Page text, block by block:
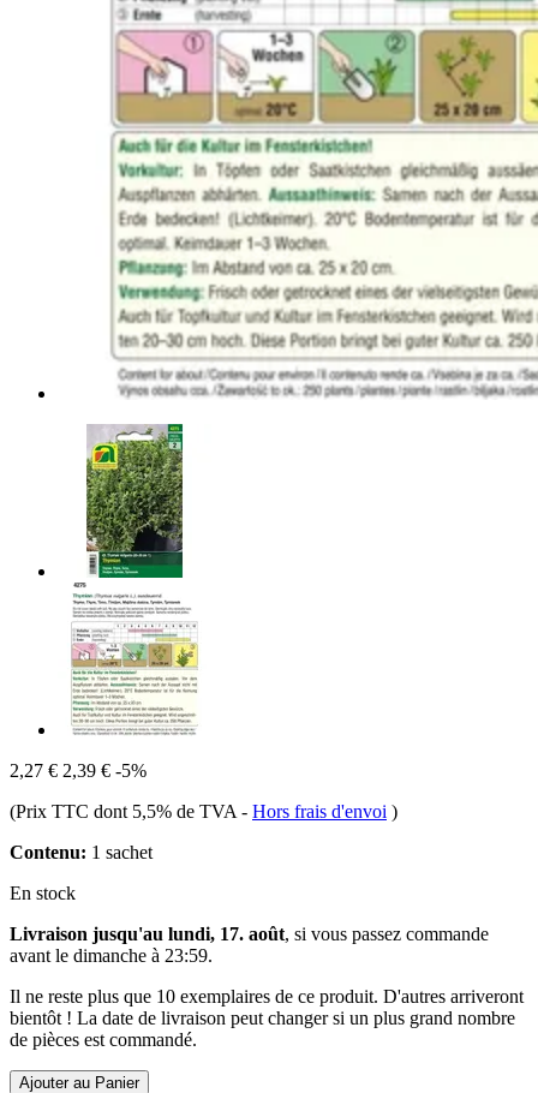
2,27 € 2,39 € -5%
(Prix TTC dont 5,5% de TVA - Hors frais d'envoi )
Contenu: 1 sachet
En stock
Livraison jusqu'au lundi, 17. août, si vous passez commande
avant le dimanche à 23:59.
Il ne reste plus que 10 exemplaires de ce produit. D'autres arriveront
bientôt ! La date de livraison peut changer si un plus grand nombre
de pièces est commandé.
Ajouter au Panier